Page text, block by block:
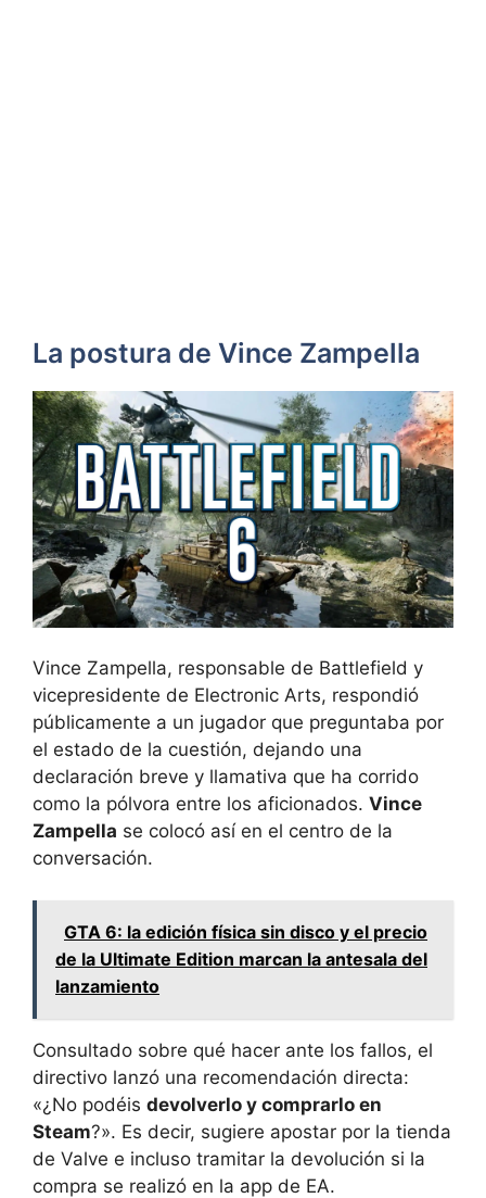
La postura de Vince Zampella
Vince Zampella, responsable de Battlefield y
vicepresidente de Electronic Arts, respondió
públicamente a un jugador que preguntaba por
el estado de la cuestión, dejando una
declaración breve y llamativa que ha corrido
como la pólvora entre los aficionados. Vince
Zampella se colocó así en el centro de la
conversación.
GTA 6: la edición física sin disco y el precio
de la Ultimate Edition marcan la antesala del
lanzamiento
Consultado sobre qué hacer ante los fallos, el
directivo lanzó una recomendación directa:
«¿No podéis devolverlo y comprarlo en
Steam?». Es decir, sugiere apostar por la tienda
de Valve e incluso tramitar la devolución si la
compra se realizó en la app de EA.